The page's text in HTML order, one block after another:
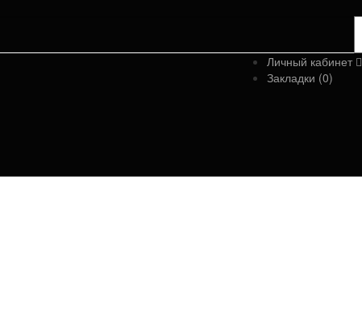
Личный кабинет
Закладки (0)